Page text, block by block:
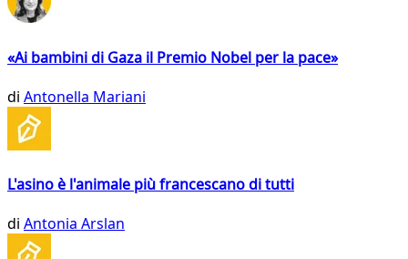
«Ai bambini di Gaza il Premio Nobel per la pace»
di Antonella Mariani
L'asino è l'animale più francescano di tutti
di Antonia Arslan